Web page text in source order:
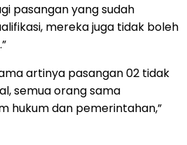
pasangan yang sudah
mereka juga tidak boleh
artinya pasangan 02 tidak
semua orang sama
hukum dan pemerintahan,”